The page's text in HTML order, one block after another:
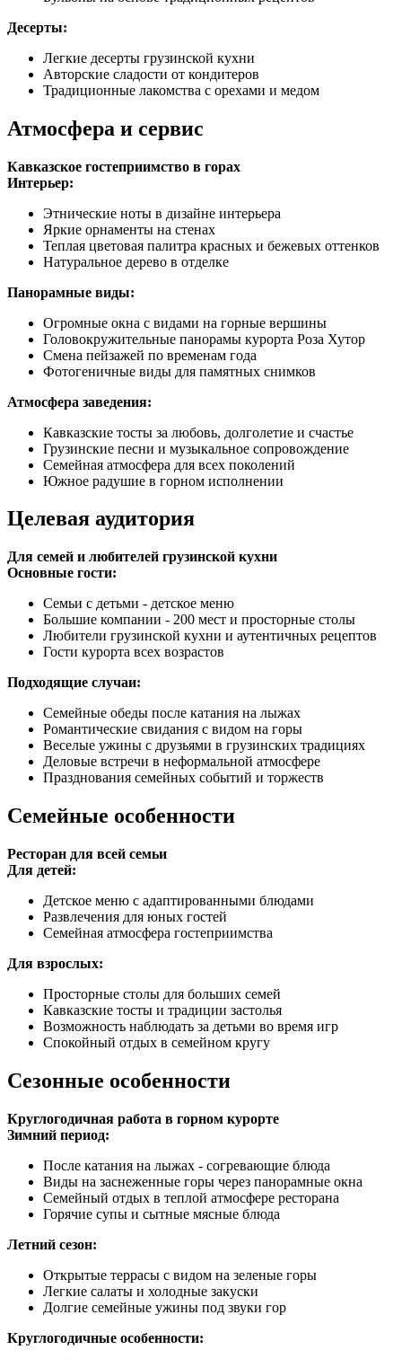
Десерты:
Легкие десерты грузинской кухни
Авторские сладости от кондитеров
Традиционные лакомства с орехами и медом
Атмосфера и сервис
Кавказское гостеприимство в горах
Интерьер:
Этнические ноты в дизайне интерьера
Яркие орнаменты на стенах
Теплая цветовая палитра красных и бежевых оттенков
Натуральное дерево в отделке
Панорамные виды:
Огромные окна с видами на горные вершины
Головокружительные панорамы курорта Роза Хутор
Смена пейзажей по временам года
Фотогеничные виды для памятных снимков
Атмосфера заведения:
Кавказские тосты за любовь, долголетие и счастье
Грузинские песни и музыкальное сопровождение
Семейная атмосфера для всех поколений
Южное радушие в горном исполнении
Целевая аудитория
Для семей и любителей грузинской кухни
Основные гости:
Семьи с детьми - детское меню
Большие компании - 200 мест и просторные столы
Любители грузинской кухни и аутентичных рецептов
Гости курорта всех возрастов
Подходящие случаи:
Семейные обеды после катания на лыжах
Романтические свидания с видом на горы
Веселые ужины с друзьями в грузинских традициях
Деловые встречи в неформальной атмосфере
Празднования семейных событий и торжеств
Семейные особенности
Ресторан для всей семьи
Для детей:
Детское меню с адаптированными блюдами
Развлечения для юных гостей
Семейная атмосфера гостеприимства
Для взрослых:
Просторные столы для больших семей
Кавказские тосты и традиции застолья
Возможность наблюдать за детьми во время игр
Спокойный отдых в семейном кругу
Сезонные особенности
Круглогодичная работа в горном курорте
Зимний период:
После катания на лыжах - согревающие блюда
Виды на заснеженные горы через панорамные окна
Семейный отдых в теплой атмосфере ресторана
Горячие супы и сытные мясные блюда
Летний сезон:
Открытые террасы с видом на зеленые горы
Легкие салаты и холодные закуски
Долгие семейные ужины под звуки гор
Круглогодичные особенности: